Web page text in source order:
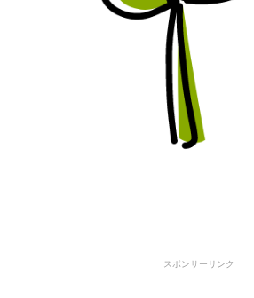
スポンサーリンク